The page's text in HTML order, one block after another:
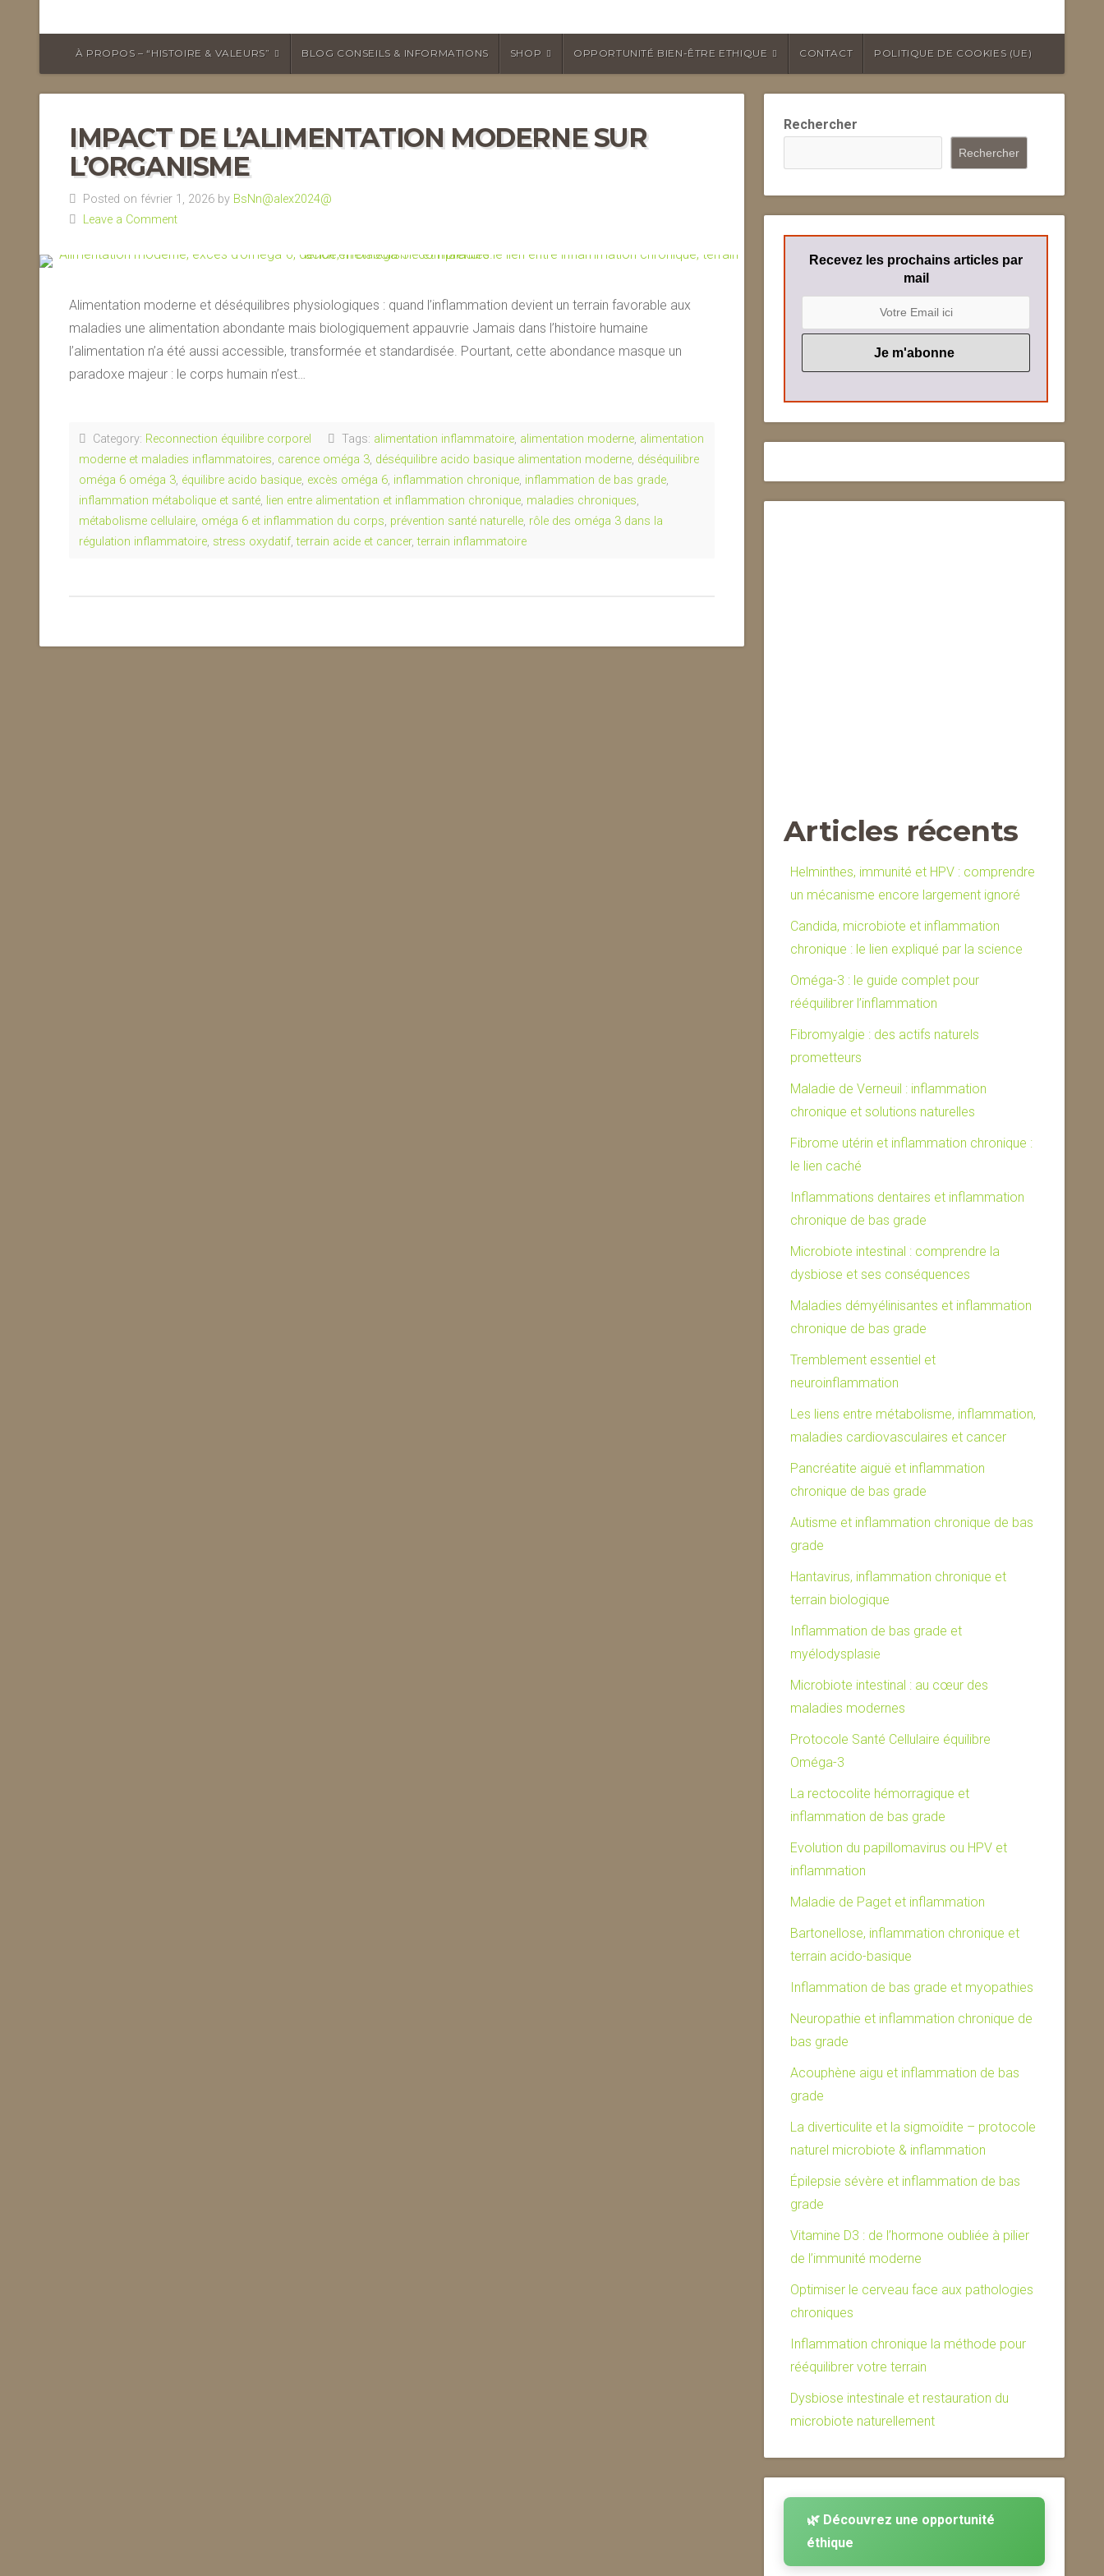
À PROPOS – “HISTOIRE & VALEURS” BLOG CONSEILS & INFORMATIONS SHOP OPPORTUNITÉ BIEN-ÊTRE ETHIQUE CONTACT POLITIQUE DE COOKIES (UE)
IMPACT DE L’ALIMENTATION MODERNE SUR
L’ORGANISME
Posted on février 1, 2026 by BsNn@alex2024@
Leave a Comment
Alimentation moderne et déséquilibres physiologiques : quand l’inflammation devient un terrain favorable aux
maladies une alimentation abondante mais biologiquement appauvrie Jamais dans l’histoire humaine
l’alimentation n’a été aussi accessible, transformée et standardisée. Pourtant, cette abondance masque un
paradoxe majeur : le corps humain n’est…
Category: Reconnection équilibre corporel Tags: alimentation inflammatoire, alimentation moderne, alimentation
moderne et maladies inflammatoires, carence oméga 3, déséquilibre acido basique alimentation moderne, déséquilibre
oméga 6 oméga 3, équilibre acido basique, excès oméga 6, inflammation chronique, inflammation de bas grade,
inflammation métabolique et santé, lien entre alimentation et inflammation chronique, maladies chroniques,
métabolisme cellulaire, oméga 6 et inflammation du corps, prévention santé naturelle, rôle des oméga 3 dans la
régulation inflammatoire, stress oxydatif,terrain acide et cancer,terrain inflammatoire
Rechercher
Rechercher
Recevez les prochains articles par
mail
Articles récents
Helminthes, immunité et HPV : comprendre
un mécanisme encore largement ignoré
Candida, microbiote et inflammation
chronique : le lien expliqué par la science
Oméga-3 : le guide complet pour
rééquilibrer l’inflammation
Fibromyalgie : des actifs naturels
prometteurs
Maladie de Verneuil : inflammation
chronique et solutions naturelles
Fibrome utérin et inflammation chronique :
le lien caché
Inflammations dentaires et inflammation
chronique de bas grade
Microbiote intestinal : comprendre la
dysbiose et ses conséquences
Maladies démyélinisantes et inflammation
chronique de bas grade
Tremblement essentiel et
neuroinflammation
Les liens entre métabolisme, inflammation,
maladies cardiovasculaires et cancer
Pancréatite aiguë et inflammation
chronique de bas grade
Autisme et inflammation chronique de bas
grade
Hantavirus, inflammation chronique et
terrain biologique
Inflammation de bas grade et
myélodysplasie
Microbiote intestinal : au cœur des
maladies modernes
Protocole Santé Cellulaire équilibre
Oméga-3
La rectocolite hémorragique et
inflammation de bas grade
Evolution du papillomavirus ou HPV et
inflammation
Maladie de Paget et inflammation
Bartonellose, inflammation chronique et
terrain acido-basique
Inflammation de bas grade et myopathies
Neuropathie et inflammation chronique de
bas grade
Acouphène aigu et inflammation de bas
grade
La diverticulite et la sigmoïdite – protocole
naturel microbiote & inflammation
Épilepsie sévère et inflammation de bas
grade
Vitamine D3 : de l’hormone oubliée à pilier
de l’immunité moderne
Optimiser le cerveau face aux pathologies
chroniques
Inflammation chronique la méthode pour
rééquilibrer votre terrain
Dysbiose intestinale et restauration du
microbiote naturellement
🌿 Découvrez une opportunité
éthique